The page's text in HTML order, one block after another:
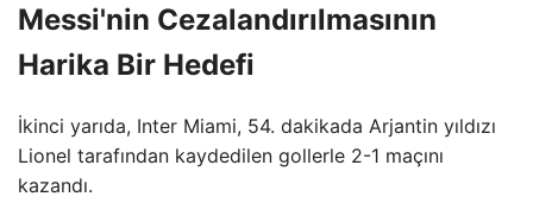
Messi'nin Cezalandırılmasının
Harika Bir Hedefi
İkinci yarıda, Inter Miami, 54. dakikada Arjantin yıldızı
Lionel tarafından kaydedilen gollerle 2-1 maçını
kazandı.